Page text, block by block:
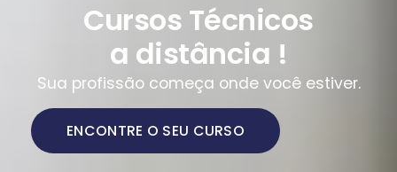
Cursos Técnicos
a distância !
Sua profissão começa onde você estiver.
ENCONTRE O SEU CURSO